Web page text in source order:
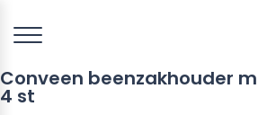
Conveen beenzakhouder
4 st